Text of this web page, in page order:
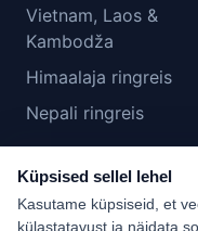
Vietnam, Laos &
Kambodža
Himaalaja ringreis
Nepali ringreis
Küpsised sellel lehel
Kasutame küpsiseid, et
külastatavust ja näidata